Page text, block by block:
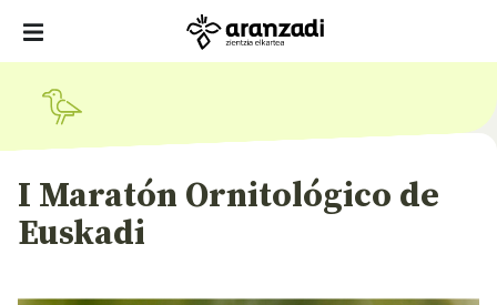
I Maratón Ornitológico de
Euskadi